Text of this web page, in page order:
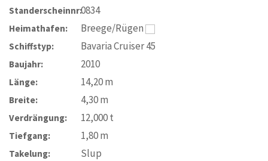
Standerscheinnr:0834
Heimathafen: Breege/Rügen
Schiffstyp: Bavaria Cruiser 45
Baujahr: 2010
Länge: 14,20m
Breite: 4,30m
Verdrängung: 12,000t
Tiefgang: 1,80m
Takelung: Slup